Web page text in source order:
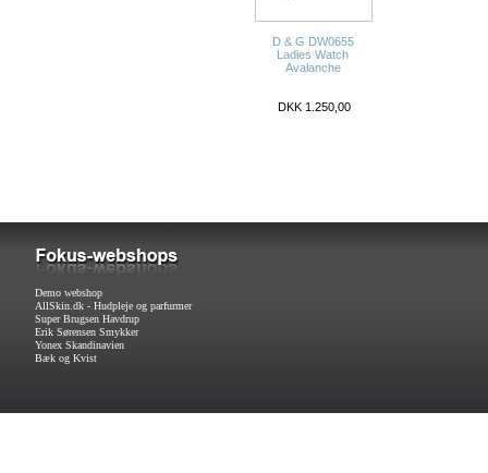
D & G DW0655
Ladies Watch
Avalanche
DKK 1.250,00
Demo webshop
AllSkin.dk - Hudpleje og parfurmer
Super Brugsen Havdrup
Erik Sørensen Smykker
Yonex Skandinavien
Bæk og Kvist